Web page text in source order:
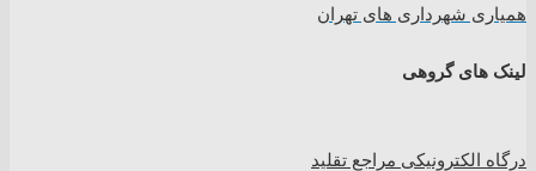
همیاری شهرداری های تهران
لینک های گروهی
درگاه الکترونیکی مراجع تقلید